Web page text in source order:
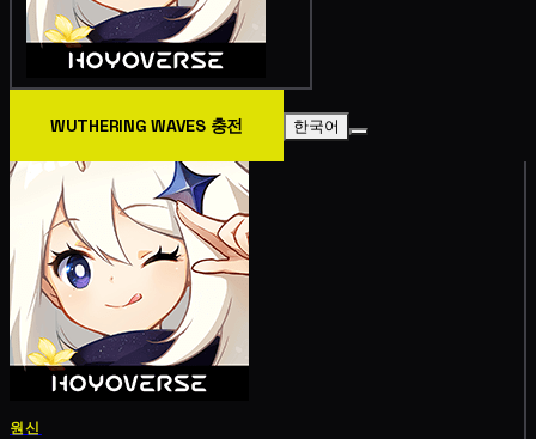
WUTHERING WAVES 충전 한국어
원신